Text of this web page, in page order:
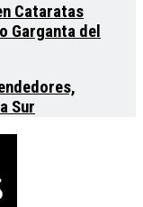
Cataratas
Garganta del
Sur